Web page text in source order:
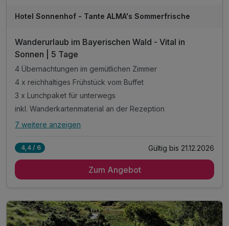
Hotel Sonnenhof - Tante ALMA's Sommerfrische
Wanderurlaub im Bayerischen Wald - Vital in
Sonnen | 5 Tage
4 Übernachtungen im gemütlichen Zimmer
4 x reichhaltiges Frühstück vom Buffet
3 x Lunchpaket für unterwegs
inkl. Wanderkartenmaterial an der Rezeption
Alle Inklusivleistungen
4 x reichhaltiges Frühstück vom Buffet
täglich Kaffeekränzchen im Hotel
mit jeweils einem Kaffee und einem Stück Kuchen
7 weitere anzeigen
4,4 / 6 Gültig bis 21.12.2026
Zum Angebot